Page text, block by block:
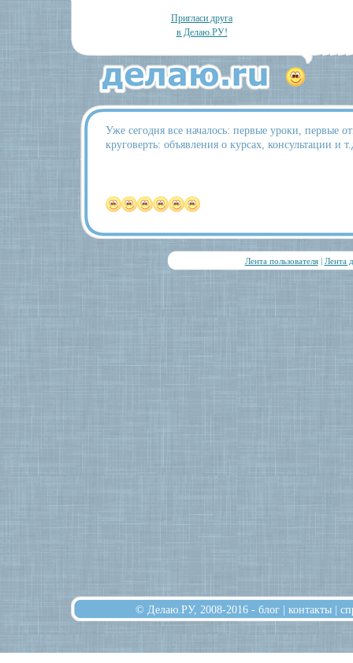
Пригласи друга
в Делаю.РУ!
Уже сегодня все началось: первые уроки, первые
круговерть: объявления о курсах, консультации и
Лента пользователя| Лента
© Делаю.РУ, 2008-2016 - блог | контакты |